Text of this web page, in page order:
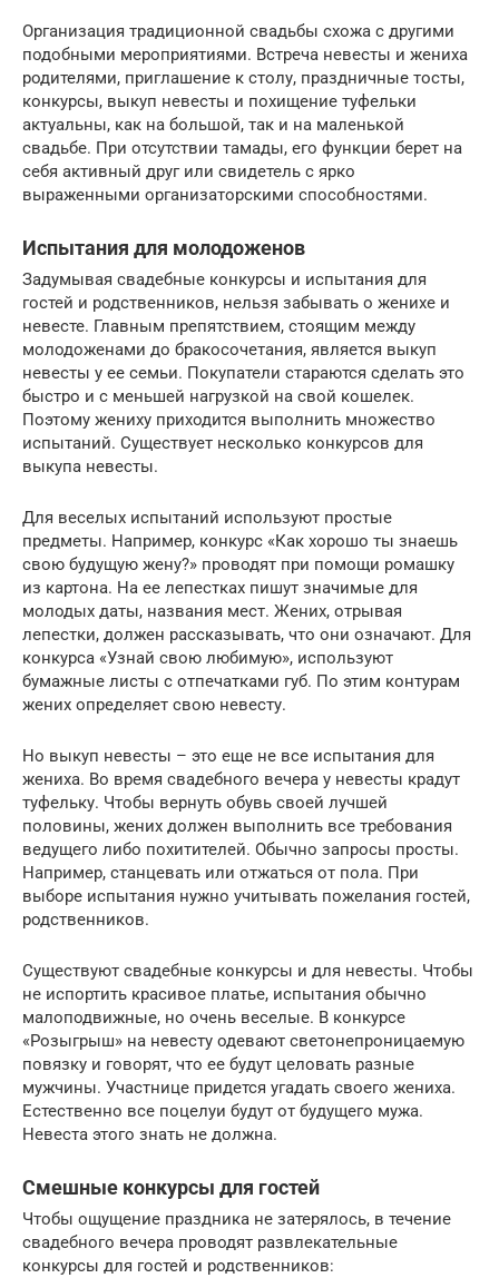
Организация традиционной свадьбы схожа с другими
подобными мероприятиями. Встреча невесты и жениха
родителями, приглашение к столу, праздничные тосты,
конкурсы, выкуп невесты и похищение туфельки
актуальны, как на большой, так и на маленькой
свадьбе. При отсутствии тамады, его функции берет на
себя активный друг или свидетель с ярко
выраженными организаторскими способностями.
Испытания для молодоженов
Задумывая свадебные конкурсы и испытания для
гостей и родственников, нельзя забывать о женихе и
невесте. Главным препятствием, стоящим между
молодоженами до бракосочетания, является выкуп
невесты у ее семьи. Покупатели стараются сделать это
быстро и с меньшей нагрузкой на свой кошелек.
Поэтому жениху приходится выполнить множество
испытаний. Существует несколько конкурсов для
выкупа невесты.
Для веселых испытаний используют простые
предметы. Например, конкурс «Как хорошо ты знаешь
свою будущую жену?» проводят при помощи ромашку
из картона. На ее лепестках пишут значимые для
молодых даты, названия мест. Жених, отрывая
лепестки, должен рассказывать, что они означают. Для
конкурса «Узнай свою любимую», используют
бумажные листы с отпечатками губ. По этим контурам
жених определяет свою невесту.
Но выкуп невесты – это еще не все испытания для
жениха. Во время свадебного вечера у невесты крадут
туфельку. Чтобы вернуть обувь своей лучшей
половины, жених должен выполнить все требования
ведущего либо похитителей. Обычно запросы просты.
Например, станцевать или отжаться от пола. При
выборе испытания нужно учитывать пожелания гостей,
родственников.
Существуют свадебные конкурсы и для невесты. Чтобы
не испортить красивое платье, испытания обычно
малоподвижные, но очень веселые. В конкурсе
«Розыгрыш» на невесту одевают светонепроницаемую
повязку и говорят, что ее будут целовать разные
мужчины. Участнице придется угадать своего жениха.
Естественно все поцелуи будут от будущего мужа.
Невеста этого знать не должна.
Смешные конкурсы для гостей
Чтобы ощущение праздника не затерялось, в течение
свадебного вечера проводят развлекательные
конкурсы для гостей и родственников: